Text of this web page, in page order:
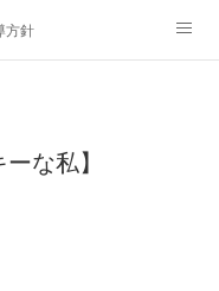
方針
な私】